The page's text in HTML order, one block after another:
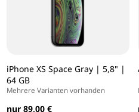
iPhone XS Space Gray | 5,8" |
64 GB
Mehrere Varianten vorhanden
nur 89,00 €